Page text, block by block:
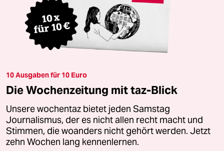
10 Ausgaben für 10 Euro
Die Wochenzeitung mit taz-Blick
Unsere wochentaz bietet jeden Samstag
Journalismus, der es nicht allen recht macht und
Stimmen, die woanders nicht gehört werden. Jetzt
zehn Wochen lang kennenlernen.